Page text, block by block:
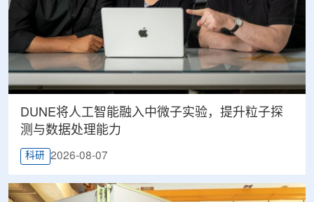
DUNE将人工智能融入中微子实验，提升粒子探
测与数据处理能力
科研 2026-08-07